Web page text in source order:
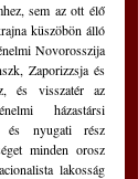
sem az ott élő
küszöbön álló
Novorosszija
Zaporizzsja és
és visszatér az
házastársi
és nyugati rész
minden orosz
lakosság